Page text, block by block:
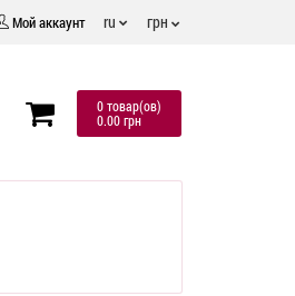
Мой аккаунт ru грн
0 товар(ов)
0.00 грн